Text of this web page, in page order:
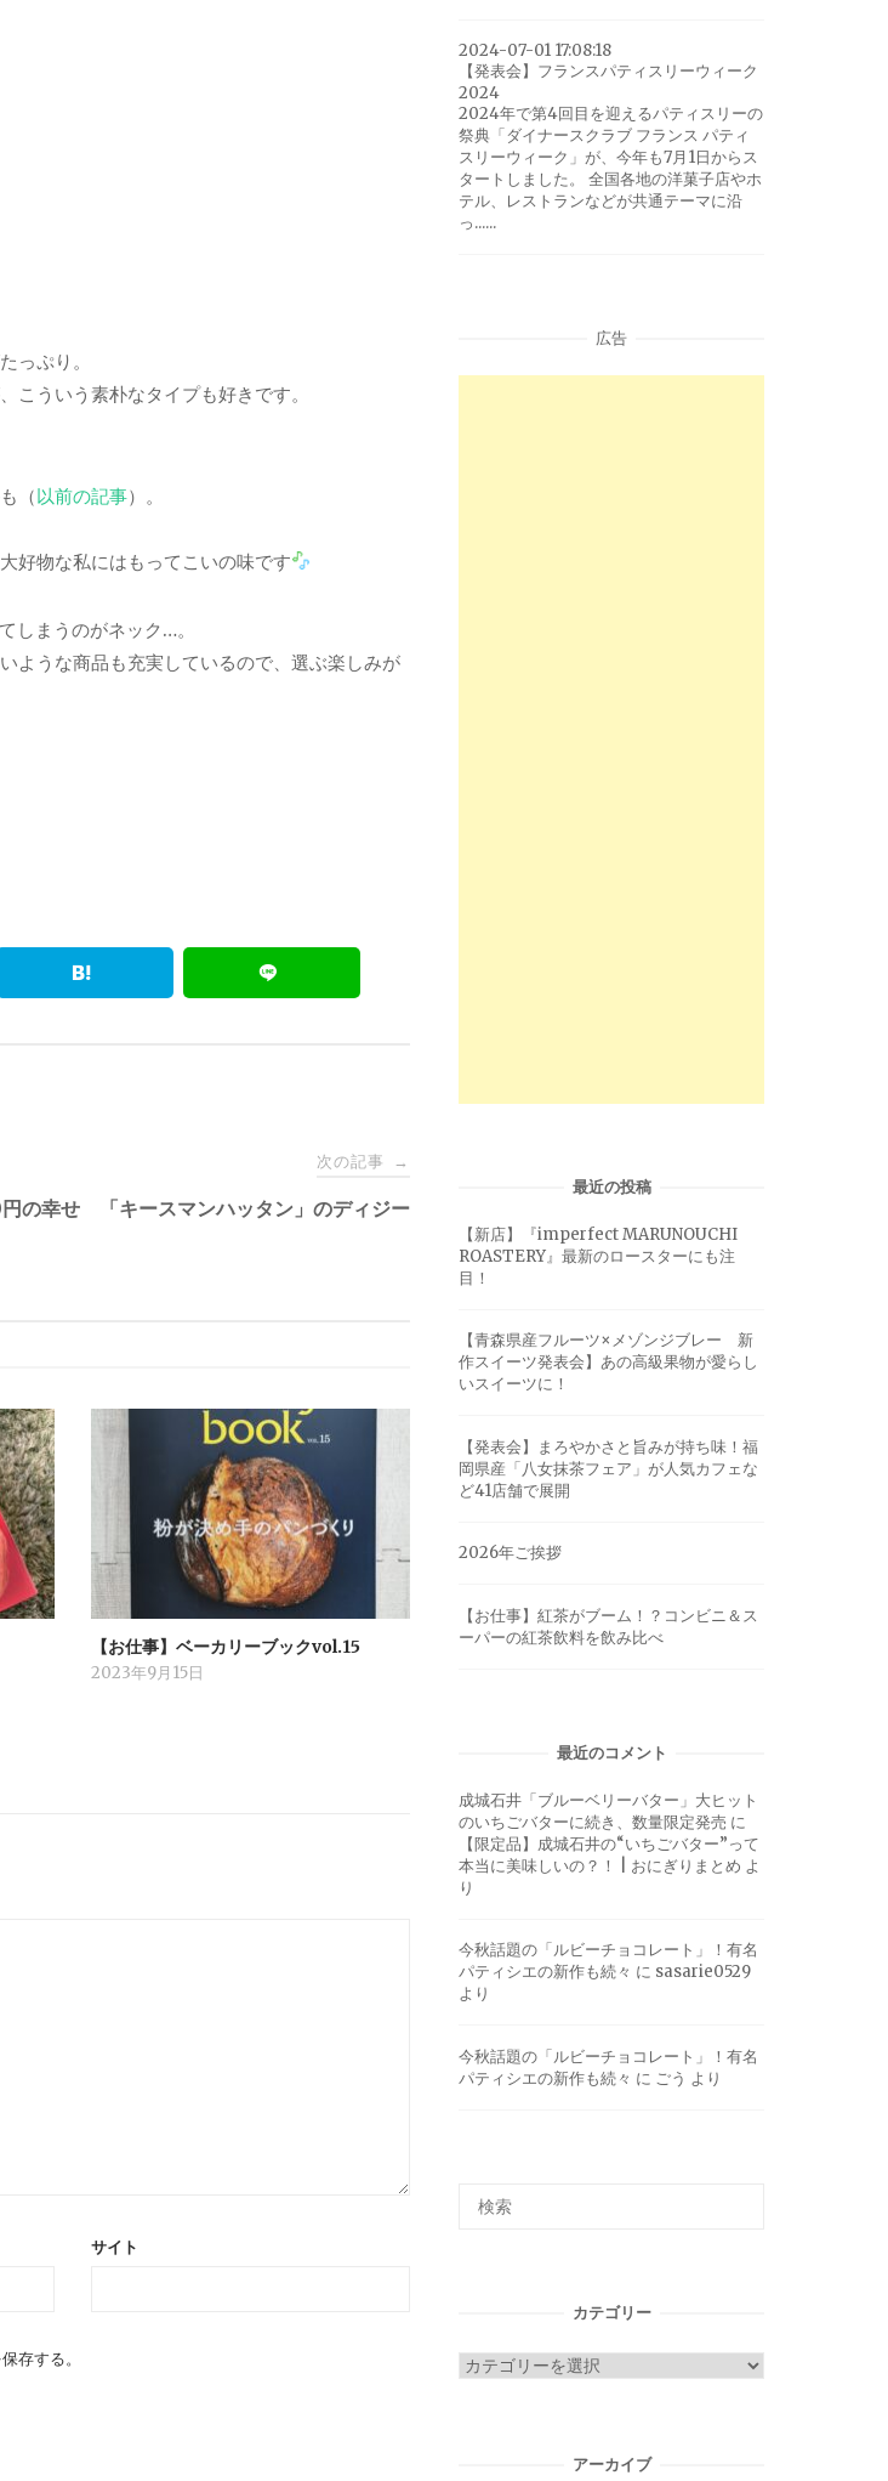
っぷり。
ういう素朴なタイプも好きです。
（以前の記事）。
好物な私にはもってこいの味です
しまうのがネック…。
ような商品も充実しているので、選ぶ楽しみが
次の記事 →
の幸せ 「キースマンハッタン」のディジー
【お仕事】ベーカリーブックvol.15
2023年9月15日
サイト
存する。
2024-07-01 17:08:18
【発表会】フランスパティスリーウィーク
2024
2024年で第4回目を迎えるパティスリーの
祭典「ダイナースクラブ フランス パティ
スリーウィーク」が、今年も7月1日からス
タートしました。 全国各地の洋菓子店やホ
テル、レストランなどが共通テーマに沿
っ......
広告
最近の投稿
【新店】『imperfect MARUNOUCHI
ROASTERY』最新のロースターにも注
目！
【青森県産フルーツ×メゾンジブレー 新
作スイーツ発表会】あの高級果物が愛らし
いスイーツに！
【発表会】まろやかさと旨みが持ち味！福
岡県産「八女抹茶フェア」が人気カフェな
ど41店舗で展開
2026年ご挨拶
【お仕事】紅茶がブーム！？コンビニ＆ス
ーパーの紅茶飲料を飲み比べ
最近のコメント
成城石井「ブルーベリーバター」大ヒット
のいちごバターに続き、数量限定発売 に
【限定品】成城石井の“いちごバター”って
本当に美味しいの？！ | おにぎりまとめ よ
り
今秋話題の「ルビーチョコレート」！有名
パティシエの新作も続々 に sasarie0529
より
今秋話題の「ルビーチョコレート」！有名
パティシエの新作も続々 に ごう より
カテゴリー
カ
アーカイブ